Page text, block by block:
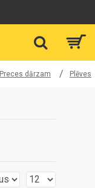
Preces dārzam Plēves